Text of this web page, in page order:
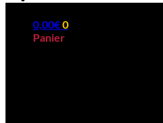
0,00€0
Panier